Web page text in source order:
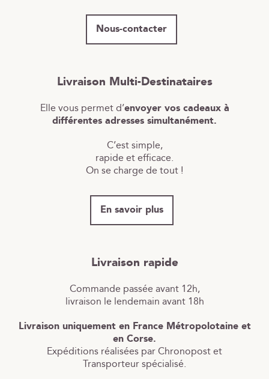
Nous-contacter
Livraison Multi-Destinataires
Elle vous permet d’envoyer vos cadeaux à
différentes adresses simultanément.
C’est simple,
rapide et efficace.
On se charge de tout !
En savoir plus
Livraison rapide
Commande passée avant 12h,
livraison le lendemain avant 18h
Livraison uniquement en France Métropolotaine et
en Corse.
Expéditions réalisées par Chronopost et
Transporteur spécialisé.